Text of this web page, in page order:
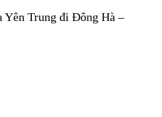
Yên Trung đi Đông Hà –